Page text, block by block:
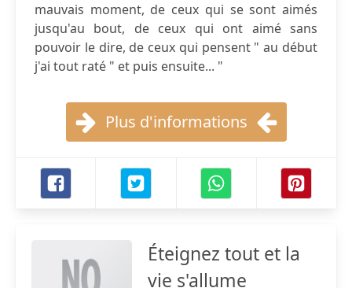
mauvais moment, de ceux qui se sont aimés
jusqu'au bout, de ceux qui ont aimé sans
pouvoir le dire, de ceux qui pensent " au début
j'ai tout raté " et puis ensuite... "
Plus d'informations
Éteignez tout et la
vie s'allume